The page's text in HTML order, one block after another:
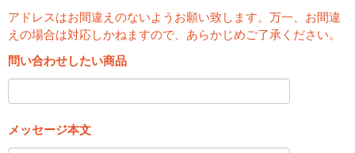
アドレスはお間違えのないようお願い致します。万一、お間違
えの場合は対応しかねますので、あらかじめご了承ください。
問い合わせしたい商品
メッセージ本文